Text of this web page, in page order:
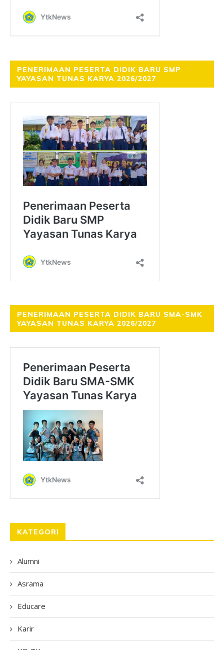
PENERIMAAN PESERTA DIDIK BARU SMP
YAYASAN TUNAS KARYA 2026/2027
PENERIMAAN PESERTA DIDIK BARU SMA-SMK
YAYASAN TUNAS KARYA 2026/2027
KATEGORI
Alumni
Asrama
Educare
Karir